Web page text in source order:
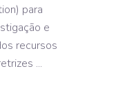
para
e
recursos